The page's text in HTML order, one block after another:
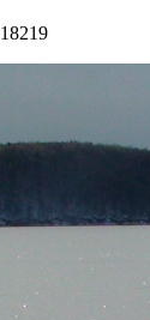
18219